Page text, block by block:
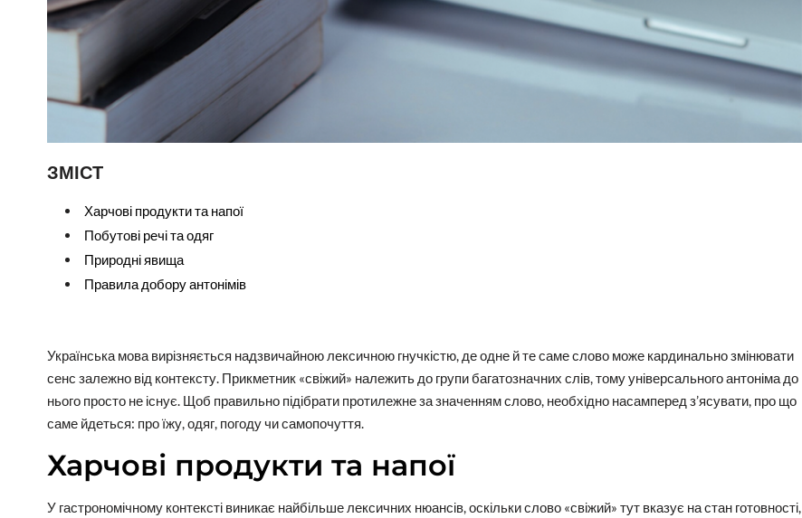
ЗМІСТ
Харчові продукти та напої
Побутові речі та одяг
Природні явища
Правила добору антонімів
Українська мова вирізняється надзвичайною лексичною гнучкістю, де одне й те саме слово може кардинально змінювати
сенс залежно від контексту. Прикметник «свіжий» належить до групи багатозначних слів, тому універсального антоніма до
нього просто не існує. Щоб правильно підібрати протилежне за значенням слово, необхідно насамперед з’ясувати, про що
саме йдеться: про їжу, одяг, погоду чи самопочуття.
Харчові продукти та напої
У гастрономічному контексті виникає найбільше лексичних нюансів, оскільки слово «свіжий» тут вказує на стан готовності,